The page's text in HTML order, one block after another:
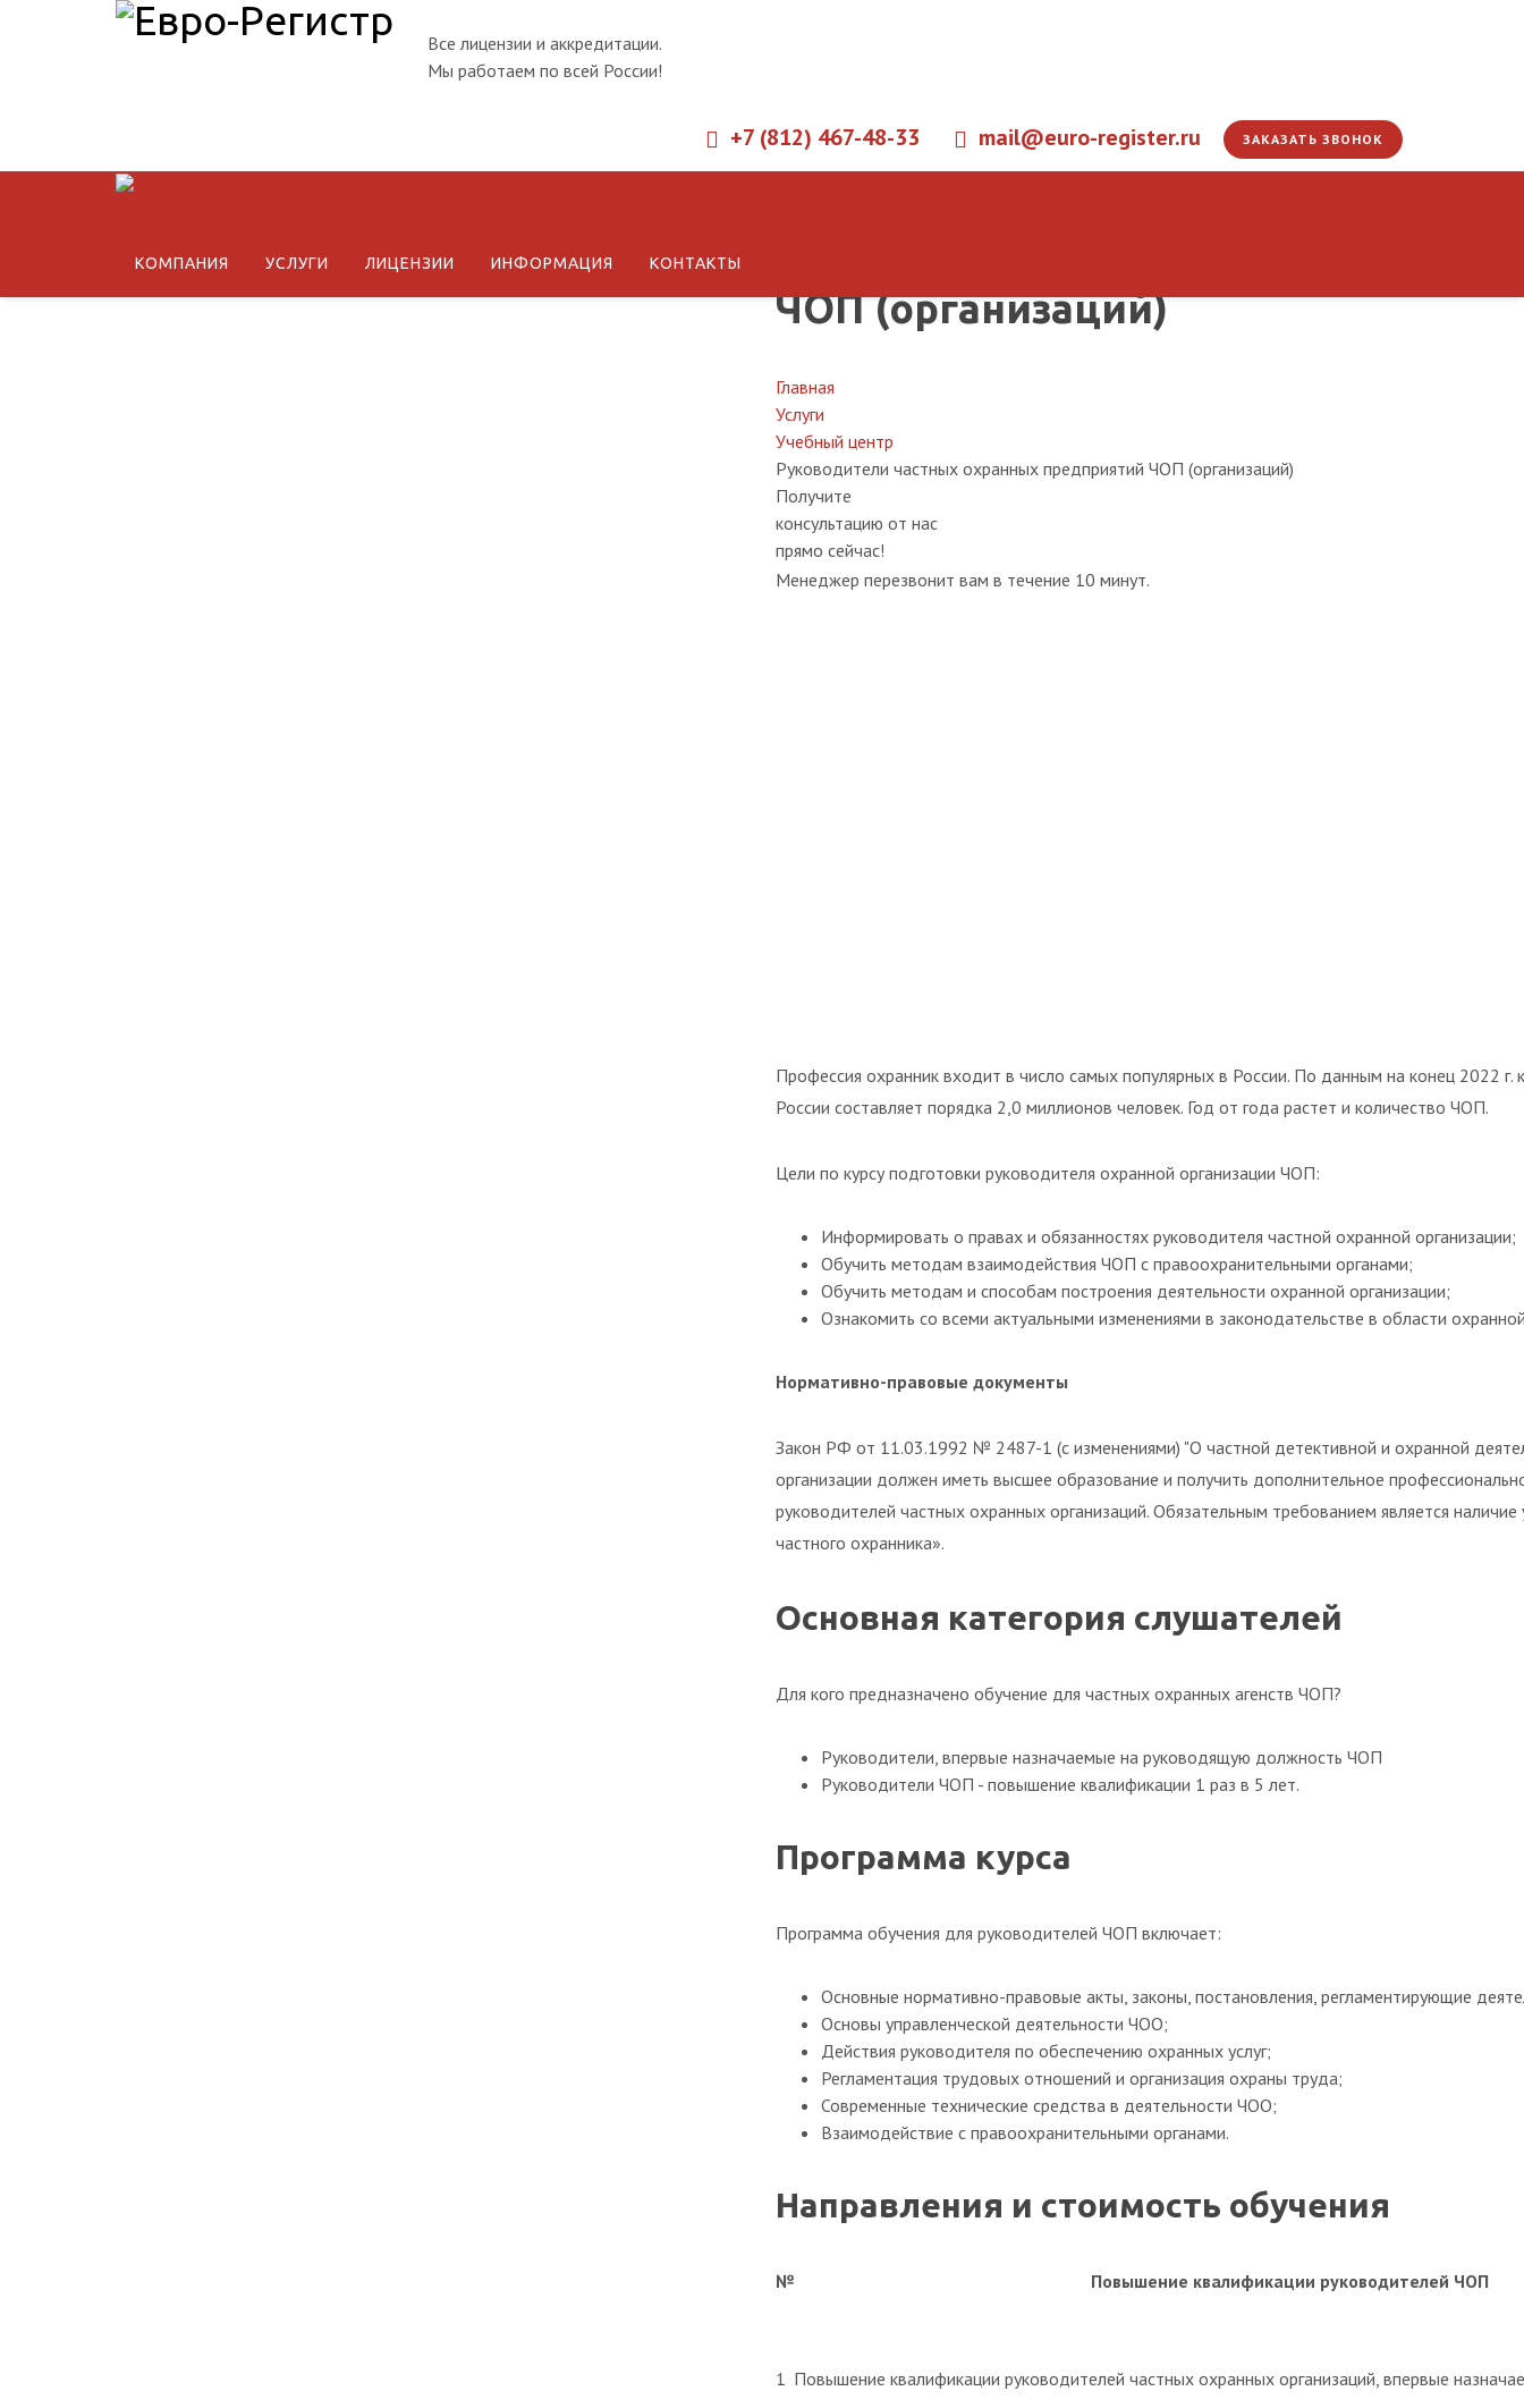
Все лицензии и аккредитации.
Мы работаем по всей России!
+7 (812) 467-48-33 mail@euro-register.ru ЗАКАЗАТЬ ЗВОНОК
КОМПАНИЯ УСЛУГИ ЛИЦЕНЗИИ ИНФОРМАЦИЯ КОНТАКТЫ
ЧОП (организаций)
Главная
Услуги
Учебный центр
Руководители частных охранных предприятий ЧОП (организаций)
Получите
консультацию от нас
прямо сейчас!
Менеджер перезвонит вам в течение 10 минут.
Профессия охранник входит в число самых популярных в России. По данным на конец 2022 г.
России составляет порядка 2,0 миллионов человек. Год от года растет и количество ЧОП.
Цели по курсу подготовки руководителя охранной организации ЧОП:
Информировать о правах и обязанностях руководителя частной охранной организации;
Обучить методам взаимодействия ЧОП с правоохранительными органами;
Обучить методам и способам построения деятельности охранной организации;
Ознакомить со всеми актуальными изменениями в законодательстве в области
Нормативно-правовые документы
Закон РФ от 11.03.1992 № 2487-1 (с изменениями) "О частной детективной и охранной
организации должен иметь высшее образование и получить дополнительное
руководителей частных охранных организаций. Обязательным требованием является
частного охранника».
Основная категория слушателей
Для кого предназначено обучение для частных охранных агенств ЧОП?
Руководители, впервые назначаемые на руководящую должность ЧОП
Руководители ЧОП - повышение квалификации 1 раз в 5 лет.
Программа курса
Программа обучения для руководителей ЧОП включает:
Основные нормативно-правовые акты, законы, постановления, регламентирующие
Основы управленческой деятельности ЧОО;
Действия руководителя по обеспечению охранных услуг;
Регламентация трудовых отношений и организация охраны труда;
Современные технические средства в деятельности ЧОО;
Взаимодействие с правоохранительными органами.
Направления и стоимость обучения
№ Повышение квалификации руководителей ЧОП
1 Повышение квалификации руководителей частных охранных организаций, впервые